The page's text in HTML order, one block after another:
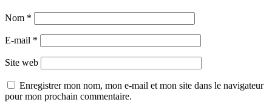
Nom *
E-mail *
Site web
Enregistrer mon nom, mon e-mail et mon site dans le navigateur
pour mon prochain commentaire.